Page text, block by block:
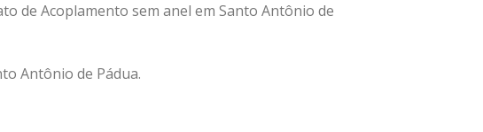
de Acoplamento sem anel em Santo Antônio de
Antônio de Pádua.